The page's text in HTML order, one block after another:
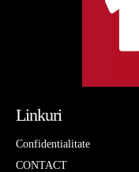
Linkuri
Confidentialitate
CONTACT